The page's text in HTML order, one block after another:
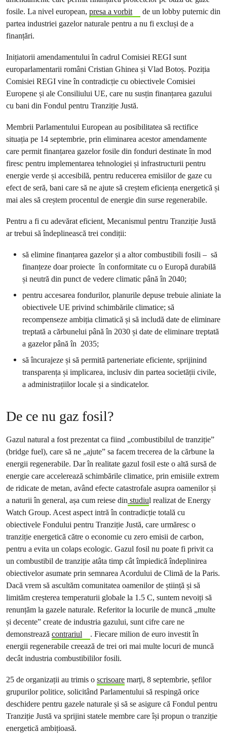
fosile. La nivel european, presa a vorbit
de un lobby puternic din
partea industriei gazelor naturale pentru a nu fi excluși de a
finanțări.
Inițiatorii amendamentului în cadrul Comisiei REGI sunt
europarlamentarii români Cristian Ghinea și Vlad Botoș. Poziția
Comisiei REGI vine în contradicție cu obiectivele Comisiei
Europene și ale Consiliului UE, care nu susțin finanțarea gazului
cu bani din Fondul pentru Tranziție Justă.
Membrii Parlamentului European au posibilitatea să rectifice
situația pe 14 septembrie, prin eliminarea acestor amendamente
care permit finanțarea gazelor fosile din fonduri destinate în mod
firesc pentru implementarea tehnologiei și infrastructurii pentru
energie verde și accesibilă, pentru reducerea emisiilor de gaze cu
efect de seră, bani care să ne ajute să creștem eficiența energetică și
mai ales să creștem procentul de energie din surse regenerabile.
Pentru a fi cu adevărat eficient, Mecanismul pentru Tranziție Justă
ar trebui să îndeplinească trei condiții:
să elimine finanțarea gazelor și a altor combustibili fosili – să
finanțeze doar proiecte în conformitate cu o Europă durabilă
și neutră din punct de vedere climatic până în 2040;
pentru accesarea fondurilor, planurile depuse trebuie aliniate la
obiectivele UE privind schimbările climatice; să
recompenseze ambiția climatică și să includă date de eliminare
treptată a cărbunelui până în 2030 și date de eliminare treptată
a gazelor până în 2035;
să încurajeze și să permită parteneriate eficiente, sprijinind
transparența și implicarea, inclusiv din partea societății civile,
a administrațiilor locale și a sindicatelor.
De ce nu gaz fosil?
Gazul natural a fost prezentat ca fiind „combustibilul de tranziție”
(bridge fuel), care să ne „ajute” sa facem trecerea de la cărbune la
energii regenerabile. Dar în realitate gazul fosil este o altă sursă de
energie care accelerează schimbările climatice, prin emisiile extrem
de ridicate de metan, având efecte catastrofale asupra oamenilor și
a naturii în general, așa cum reiese din studiul realizat de Energy
Watch Group. Acest aspect intră în contradicție totală cu
obiectivele Fondului pentru Tranziție Justă, care urmăresc o
tranziție energetică către o economie cu zero emisii de carbon,
pentru a evita un colaps ecologic. Gazul fosil nu poate fi privit ca
un combustibil de tranziție atâta timp cât împiedică îndeplinirea
obiectivelor asumate prin semnarea Acordului de Climă de la Paris.
Dacă vrem să ascultăm comunitatea oamenilor de știință și să
limităm creșterea temperaturii globale la 1.5 C, suntem nevoiți să
renunțăm la gazele naturale. Referitor la locurile de muncă „multe
și decente” create de industria gazului, sunt cifre care ne
demonstrează contrariul
. Fiecare milion de euro investit în
energii regenerabile creează de trei ori mai multe locuri de muncă
decât industria combustibililor fosili.
25 de organizații au trimis o scrisoare marți, 8 septembrie, șefilor
grupurilor politice, solicitând Parlamentului să respingă orice
deschidere pentru gazele naturale și să se asigure că Fondul pentru
Tranziție Justă va sprijini statele membre care își propun o tranziție
energetică ambițioasă.